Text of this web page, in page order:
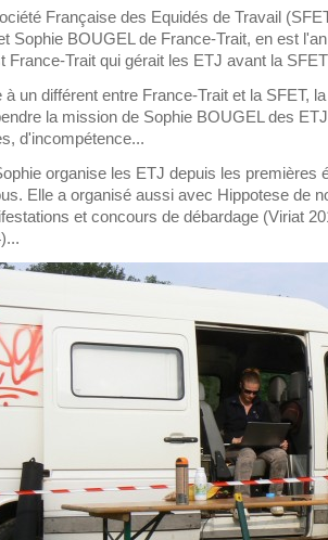
Française des Equidés de Travail
Sophie BOUGEL de France-Trait, en est
France-Trait qui gérait les ETJ avant la
à un différent entre France-Trait et la SFET,
la mission de Sophie BOUGEL des
d'incompétence...
organise les ETJ depuis les premières
Elle a organisé aussi avec Hippotese de
et concours de débardage (Viriat